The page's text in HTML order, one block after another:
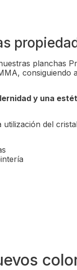
planchas
y una
utilización del